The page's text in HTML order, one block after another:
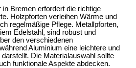
Bremen erfordert die richtige
Holzpforten verleihen Wärme und
regelmäßige Pflege. Metallpforten,
Edelstahl, sind robust und
den verschiedenen
Aluminium eine leichtere und
Die Materialauswahl sollte
funktionale Aspekte abdecken.